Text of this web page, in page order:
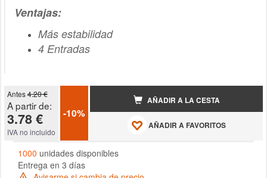
Ventajas:
Más estabilidad
4 Entradas
Antes4.20 €
A partir de:
3.78 €
IVA no incluido
-10%
AÑADIR A LA CESTA
AÑADIR A FAVORITOS
1000 unidades disponibles
Entrega en 3 días